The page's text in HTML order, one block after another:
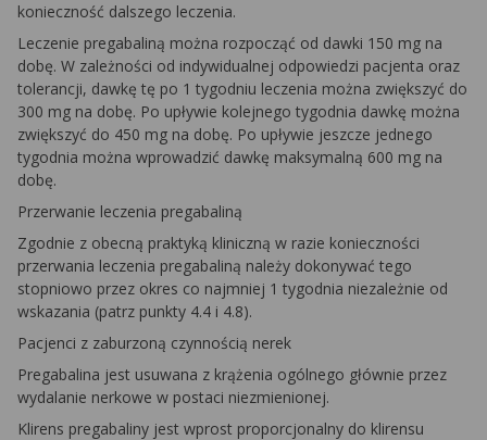
konieczność dalszego leczenia.
Leczenie pregabaliną można rozpocząć od dawki 150 mg na
dobę. W zależności od indywidualnej odpowiedzi pacjenta oraz
tolerancji, dawkę tę po 1 tygodniu leczenia można zwiększyć do
300 mg na dobę. Po upływie kolejnego tygodnia dawkę można
zwiększyć do 450 mg na dobę. Po upływie jeszcze jednego
tygodnia można wprowadzić dawkę maksymalną 600 mg na
dobę.
Przerwanie leczenia pregabaliną
Zgodnie z obecną praktyką kliniczną w razie konieczności
przerwania leczenia pregabaliną należy dokonywać tego
stopniowo przez okres co najmniej 1 tygodnia niezależnie od
wskazania (patrz punkty 4.4 i 4.8).
Pacjenci z zaburzoną czynnością nerek
Pregabalina jest usuwana z krążenia ogólnego głównie przez
wydalanie nerkowe w postaci niezmienionej.
Klirens pregabaliny jest wprost proporcjonalny do klirensu